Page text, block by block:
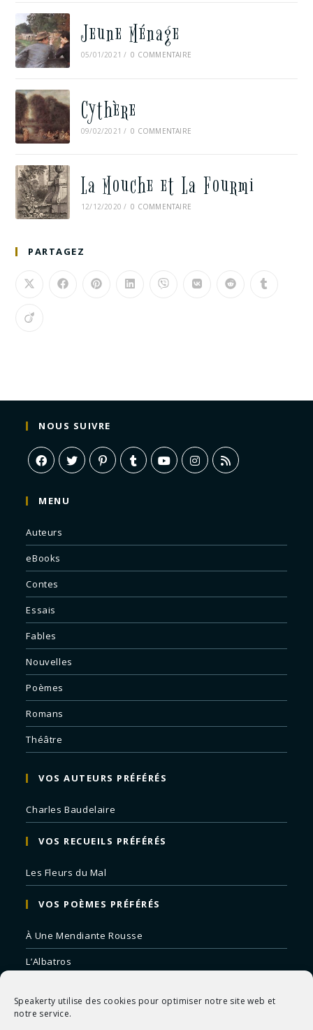
Speakerty utilise des cookies pour optimiser notre site web et
notre service.
Jeune Ménage
05/01/2021 / 0 COMMENTAIRE
Cythère
09/02/2021 / 0 COMMENTAIRE
La Mouche et La Fourmi
12/12/2020 / 0 COMMENTAIRE
PARTAGEZ
NOUS SUIVRE
MENU
Auteurs
eBooks
Contes
Essais
Fables
Nouvelles
Poèmes
Romans
Théâtre
VOS AUTEURS PRÉFÉRÉS
Charles Baudelaire
VOS RECUEILS PRÉFÉRÉS
Les Fleurs du Mal
VOS POÈMES PRÉFÉRÉS
À Une Mendiante Rousse
L’Albatros
Remords Posthume